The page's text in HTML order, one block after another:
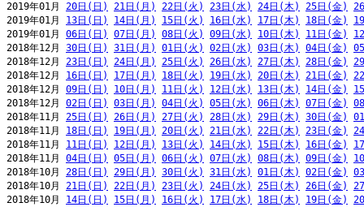
2019年01月 20日(日) 21日(月) 22日(火) 23日(水) 24日(木) 25日(金)
2019年01月 13日(日) 14日(月) 15日(火) 16日(水) 17日(木) 18日(金)
2019年01月 06日(日) 07日(月) 08日(火) 09日(水) 10日(木) 11日(金)
2018年12月 30日(日) 31日(月) 01日(火) 02日(水) 03日(木) 04日(金)
2018年12月 23日(日) 24日(月) 25日(火) 26日(水) 27日(木) 28日(金)
2018年12月 16日(日) 17日(月) 18日(火) 19日(水) 20日(木) 21日(金)
2018年12月 09日(日) 10日(月) 11日(火) 12日(水) 13日(木) 14日(金)
2018年12月 02日(日) 03日(月) 04日(火) 05日(水) 06日(木) 07日(金)
2018年11月 25日(日) 26日(月) 27日(火) 28日(水) 29日(木) 30日(金)
2018年11月 18日(日) 19日(月) 20日(火) 21日(水) 22日(木) 23日(金)
2018年11月 11日(日) 12日(月) 13日(火) 14日(水) 15日(木) 16日(金)
2018年11月 04日(日) 05日(月) 06日(火) 07日(水) 08日(木) 09日(金)
2018年10月 28日(日) 29日(月) 30日(火) 31日(水) 01日(木) 02日(金)
2018年10月 21日(日) 22日(月) 23日(火) 24日(水) 25日(木) 26日(金)
2018年10月 14日(日) 15日(月) 16日(火) 17日(水) 18日(木) 19日(金)